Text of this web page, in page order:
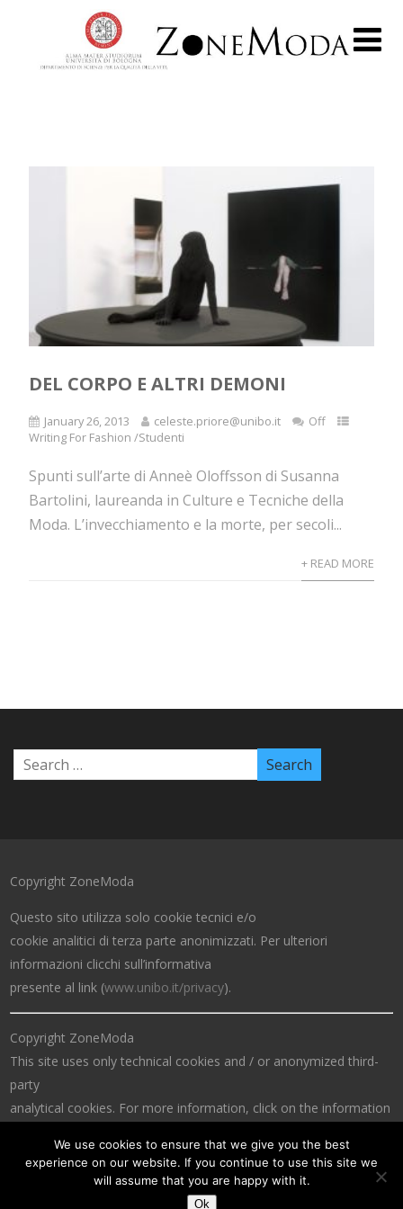
DEL CORPO E ALTRI DEMONI
January 26, 2013 celeste.priore@unibo.it
Off
Writing For Fashion /Studenti
Spunti sull’arte di Anneè Oloffsson di Susanna
Bartolini, laureanda in Culture e Tecniche della
Moda. L’invecchiamento e la morte, per secoli...
+ READ MORE
Copyright ZoneModa
Questo sito utilizza solo cookie tecnici e/o
cookie analitici di terza parte anonimizzati. Per ulteriori
informazioni clicchi sull’informativa
presente al link (www.unibo.it/privacy).
Copyright ZoneModa
This site uses only technical cookies and / or anonymized third-
party
analytical cookies. For more information, click on the information
We use cookies to ensure that we give you the best
experience on our website. If you continue to use this site we
will assume that you are happy with it.
Ok